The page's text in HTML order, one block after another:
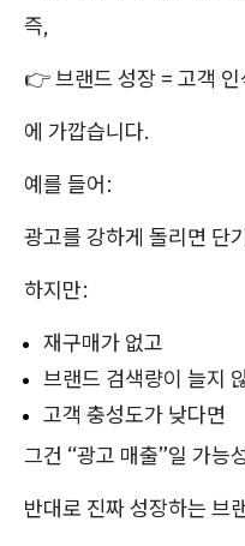
즉,
👉 브랜드 성장 = 고객 인
에 가깝습니다.
예를 들어:
광고를 강하게 돌리면 단
하지만:
재구매가 없고
브랜드 검색량이 늘지
고객 충성도가 낮다면
그건 “광고 매출”일 가능
반대로 진짜 성장하는 브